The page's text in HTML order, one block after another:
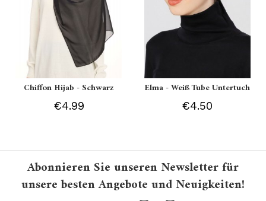
Chiffon Hijab - Schwarz
€4.99
Elma - Weiß Tube Untertuch
€4.50
Abonnieren Sie unseren Newsletter für
unsere besten Angebote und Neuigkeiten!